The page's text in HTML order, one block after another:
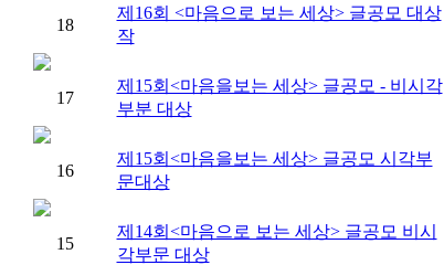
18
제16회 <마음으로 보는 세상> 글공모 대상
작
17
제15회<마음을보는 세상> 글공모 - 비시각
부분 대상
16
제15회<마음을보는 세상> 글공모 시각부
문대상
15
제14회<마음으로 보는 세상> 글공모 비시
각부문 대상